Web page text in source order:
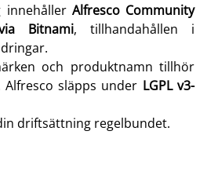
innehåller Alfresco Community
Bitnami, tillhandahållen i
och produktnamn tillhör
släpps under LGPL v3-
driftsättning regelbundet.